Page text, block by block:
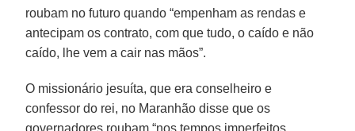
roubam no futuro quando “empenham as rendas e
antecipam os contrato, com que tudo, o caído e não
caído, lhe vem a cair nas mãos”.
O missionário jesuíta, que era conselheiro e
confessor do rei, no Maranhão disse que os
governadores roubam “nos tempos imperfeitos,